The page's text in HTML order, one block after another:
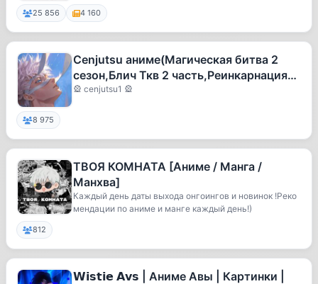
25 856 4 160
Cenjutsu аниме(Магическая битва 2
сезон,Блич Ткв 2 часть,Реинкарнация
безработного и др.)
🎡 cenjutsu1 🎡
8 975
ТВОЯ КОМНАТА [Аниме / Манга /
Манхва]
Каждый день даты выхода онгоингов и новинок !Реко
мендации по аниме и манге каждый день!)
812
𝗪𝗶𝘀𝘁𝗶𝗲 𝗔𝘃𝘀 | Аниме Авы | Картинки |